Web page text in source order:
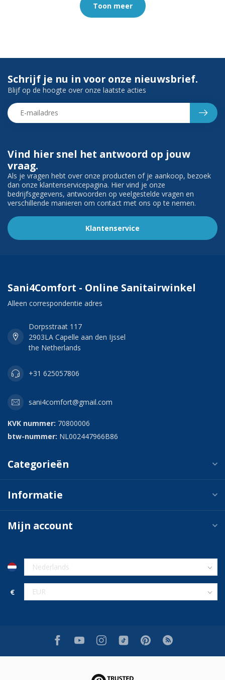
Toon meer
Vind hier snel het antwoord op jouw
vraag.
Als je vragen hebt over onze producten of je aankoop, bezoek
dan onze klantenservicepagina. Hier vind je onze
bedrijfsgegevens, antwoorden op veelgestelde vragen en
verschillende manieren om contact met ons op te nemen.
Klantenservice
Schrijf je nu in voor onze nieuwsbrief.
Blijf op de hoogte over onze laatste acties
Sani4Comfort - Online Sanitairwinkel
Alleen correspondentie adres
Dorpsstraat 117
2903LA Capelle aan den Ijssel
the Netherlands
+31 625057806
sani4comfort@gmail.com
KVK nummer: 70800006
btw-nummer: NL002447966B86
Categorieën
Informatie
Mijn account
€